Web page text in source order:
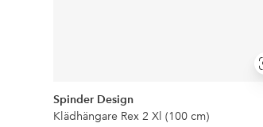
Spinder Design
Klädhängare Rex 2 Xl (100 cm)